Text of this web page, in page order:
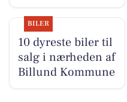
BILER
10 dyreste biler til
salg i nærheden af
Billund Kommune